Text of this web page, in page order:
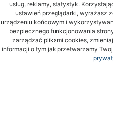
usług, reklamy, statystyk.
ustawień przeglądarki, wyrażasz
urządzeniu końcowym i
bezpiecznego funkcjonowania
zarządzać plikami cookies,
informacji o tym jak przetwarzamy